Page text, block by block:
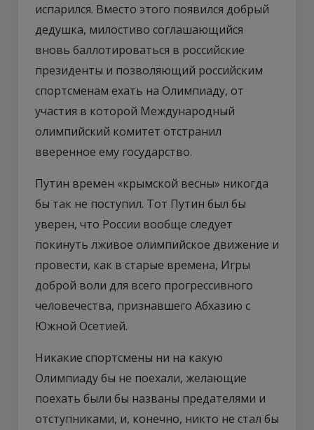
испарился. Вместо этого появился добрый
дедушка, милостиво соглашающийся
вновь баллотироваться в российские
президенты и позволяющий российским
спортсменам ехать на Олимпиаду, от
участия в которой Международный
олимпийский комитет отстранил
вверенное ему государство.
Путин времен «крымской весны» никогда
бы так не поступил. Тот Путин был бы
уверен, что России вообще следует
покинуть лживое олимпийское движение и
провести, как в старые времена, Игры
доброй воли для всего прогрессивного
человечества, признавшего Абхазию с
Южной Осетией.
Никакие спортсмены ни на какую
Олимпиаду бы не поехали, желающие
поехать были бы названы предателями и
отступниками, и, конечно, никто не стал бы